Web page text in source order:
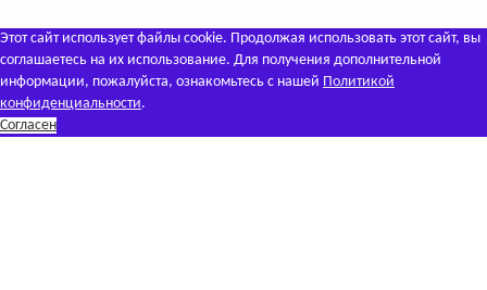
Этот сайт использует файлы cookie. Продолжая использовать этот сайт, вы
соглашаетесь на их использование. Для получения дополнительной
информации, пожалуйста, ознакомьтесь с нашей Политикой
конфиденциальности.
Согласен